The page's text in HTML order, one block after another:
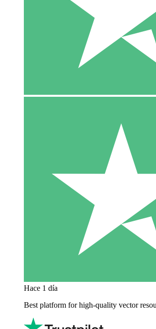
Hace 1 día
Best platform for high-quality vector